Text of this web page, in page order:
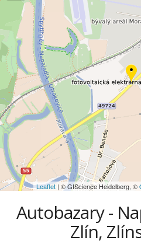
Leaflet | © GIScience Heidelberg, ©
Autobazary -
Zlín,